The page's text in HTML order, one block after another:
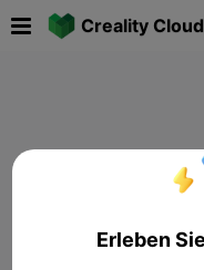
Creality Cloud
Erleben